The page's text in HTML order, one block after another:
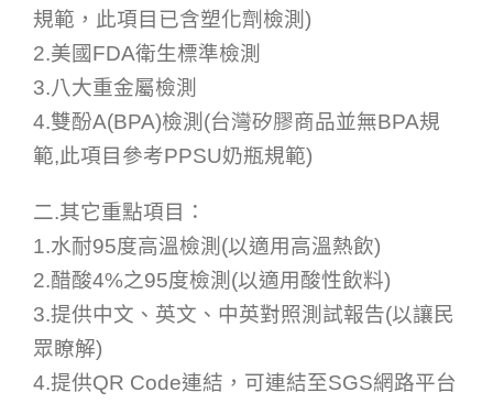
規範，此項目已含塑化劑檢測)
2.美國FDA衛生標準檢測
3.八大重金屬檢測
4.雙酚A(BPA)檢測(台灣矽膠商品並無BPA規
範,此項目參考PPSU奶瓶規範)
二.其它重點項目：
1.水耐95度高溫檢測(以適用高溫熱飲)
2.醋酸4%之95度檢測(以適用酸性飲料)
3.提供中文、英文、中英對照測試報告(以讓民
眾瞭解)
4.提供QR Code連結，可連結至SGS網路平台